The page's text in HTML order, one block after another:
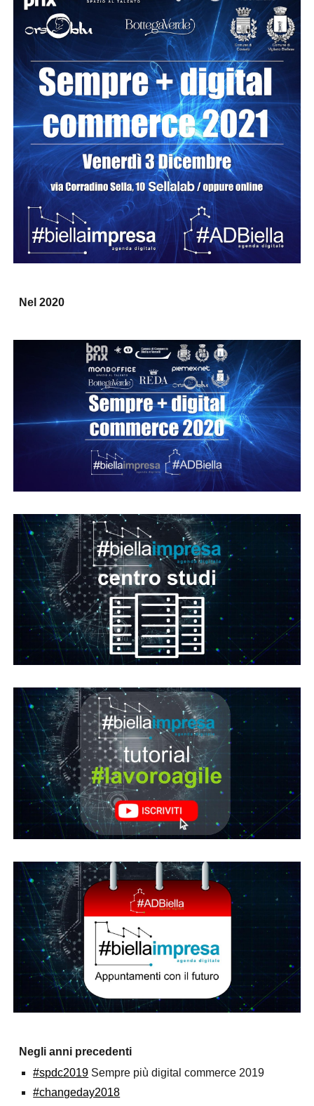
Nel 2020
Negli anni precedenti
#spdc2019 Sempre più digital commerce 2019
#changeday2018